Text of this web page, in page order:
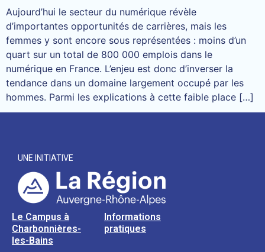
Aujourd’hui le secteur du numérique révèle
d’importantes opportunités de carrières, mais les
femmes y sont encore sous représentées : moins d’un
quart sur un total de 800 000 emplois dans le
numérique en France. L’enjeu est donc d’inverser la
tendance dans un domaine largement occupé par les
hommes. Parmi les explications à cette faible place […]
UNE INITIATIVE
Le Campus à
Charbonnières-
les-Bains
Informations
pratiques